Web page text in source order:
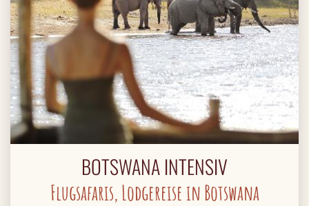
BOTSWANA INTENSIV
Flugsafaris, Lodgereise in Botswana